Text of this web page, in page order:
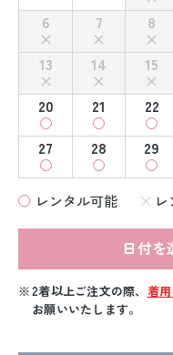
6
7 8
13
14 15
20
21 22
27
28 29
レンタル可能
日付を
2着以上ご注文の際、 着
お願いいたします。